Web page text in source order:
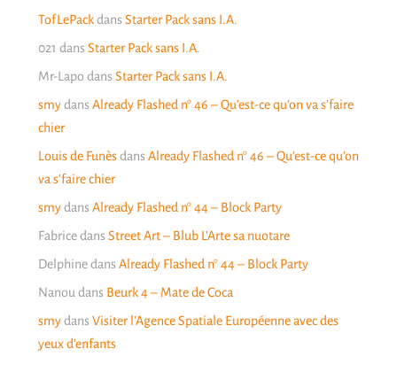
TofLePackdans Starter Pack sans I.A.
021 dans Starter Pack sans I.A.
Mr-Lapo dans Starter Pack sans I.A.
smydans Already Flashed n° 46 – Qu’est-ce qu’on va s’faire
chier
Louis de Funèsdans Already Flashed n° 46 – Qu’est-ce qu’on
va s’faire chier
smydans Already Flashed n° 44 – Block Party
Fabricedans Street Art – Blub L’Arte sa nuotare
Delphinedans Already Flashed n° 44 – Block Party
Nanoudans Beurk 4 – Mate de Coca
smydans Visiter l’Agence Spatiale Européenne avec des
yeux d’enfants